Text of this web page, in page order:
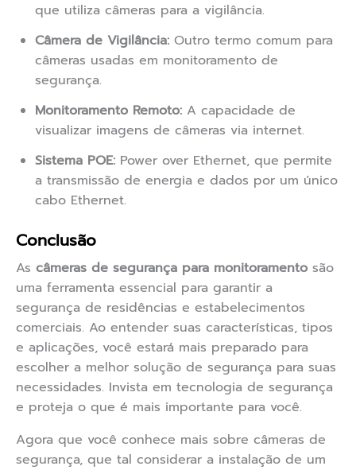
que utiliza câmeras para a vigilância.
Câmera de Vigilância: Outro termo comum para
câmeras usadas em monitoramento de
segurança.
Monitoramento Remoto: A capacidade de
visualizar imagens de câmeras via internet.
Sistema POE: Power over Ethernet, que permite
a transmissão de energia e dados por um único
cabo Ethernet.
Conclusão
As câmeras de segurança para monitoramento são
uma ferramenta essencial para garantir a
segurança de residências e estabelecimentos
comerciais. Ao entender suas características, tipos
e aplicações, você estará mais preparado para
escolher a melhor solução de segurança para suas
necessidades. Invista em tecnologia de segurança
e proteja o que é mais importante para você.
Agora que você conhece mais sobre câmeras de
segurança, que tal considerar a instalação de um